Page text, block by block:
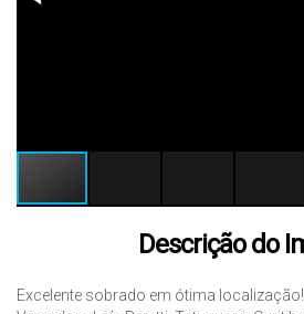
Descrição do
Excelente sobrado em ótima